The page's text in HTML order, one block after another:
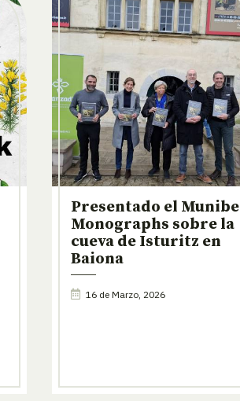
Presentado el Munibe
Monographs sobre la
cueva de Isturitz en
Baiona
16 de Marzo, 2026